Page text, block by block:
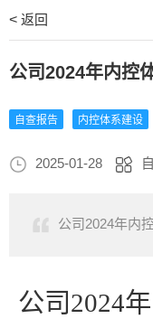
< 返回
公司2024年内控
自查报告 内控体系建设
2025-01-28
公司2024年内
公司2024年